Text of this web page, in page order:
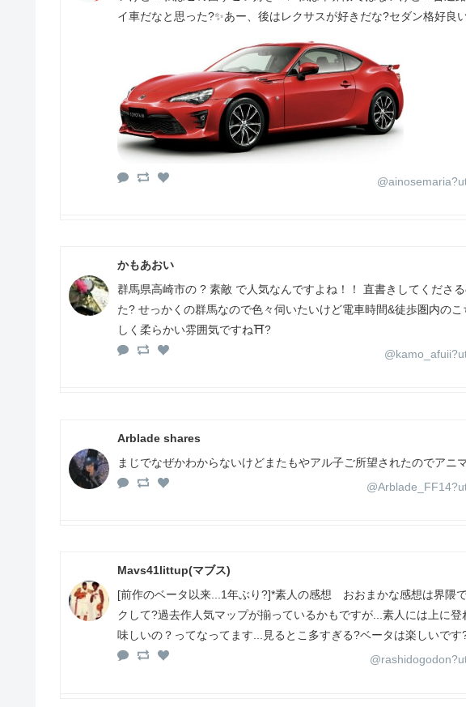
イ車だなと思った?✨あー、後はレクサスが好きだな?セダン格好良
かもあおい
群馬県高崎市の ? 素敵 で人気なんですよね！！ 直書きしてくださ
た? せっかくの群馬なので色々伺いたいけど電車時間&徒歩圏内の
しく柔らかい雰囲気ですね⛩?
Arblade shares
まじでなぜかわからないけどまたもやアル子ご所望されたのでアニ
Mavs41littup(マブス)
[前作のベータ以来...1年ぶり?]*素人の感想 おおまかな感想は界隈
クして?過去作人気マップが揃っているかもですが...素人には上に
味しいの？ってなってます...見るとこ多すぎる?ベータは楽しいです